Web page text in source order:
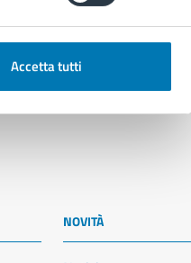
Accetta tutti
NOVITÀ